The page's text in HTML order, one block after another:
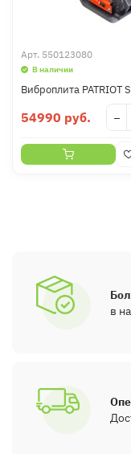
Арт. 550123080
В наличии
Виброплита PATRIOT
54990 руб. −
в